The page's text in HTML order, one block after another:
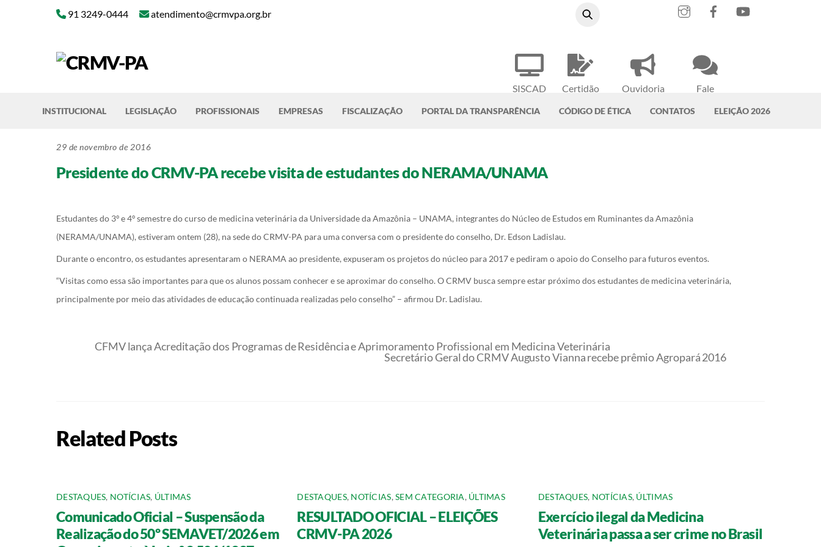
SISCAD
Certidão
Ouvidoria
Fale
91 3249-0444 atendimento@crmvpa.org.br
InstagramFacebook
INSTITUCIONAL LEGISLAÇÃO PROFISSIONAIS EMPRESAS FISCALIZAÇÃO PORTAL DA TRANSPARÊNCIA CÓDIGO DE ÉTICA CONTATOS ELEIÇÃO 2026
29 de novembro de 2016
Presidente do CRMV-PA recebe visita de estudantes do NERAMA/UNAMA
Estudantes do 3º e 4º semestre do curso de medicina veterinária da Universidade da Amazônia – UNAMA, integrantes do Núcleo de Estudos em Ruminantes da Amazônia
(NERAMA/UNAMA), estiveram ontem (28), na sede do CRMV-PA para uma conversa com o presidente do conselho, Dr. Edson Ladislau.
Durante o encontro, os estudantes apresentaram o NERAMA ao presidente, expuseram os projetos do núcleo para 2017 e pediram o apoio do Conselho para futuros eventos.
“Visitas como essa são importantes para que os alunos possam conhecer e se aproximar do conselho. O CRMV busca sempre estar próximo dos estudantes de medicina veterinária,
principalmente por meio das atividades de educação continuada realizadas pelo conselho” – afirmou Dr. Ladislau.
CFMV lança Acreditação dos Programas de Residência e Aprimoramento Profissional em Medicina Veterinária
Secretário Geral do CRMV Augusto Vianna recebe prêmio Agropará 2016
Related Posts
DESTAQUES, NOTÍCIAS, ÚLTIMAS
Comunicado Oficial – Suspensão da
Realização do 50º SEMAVET/2026 em
DESTAQUES, NOTÍCIAS,SEM CATEGORIA, ÚLTIMAS
RESULTADO OFICIAL – ELEIÇÕES
CRMV-PA 2026
DESTAQUES, NOTÍCIAS, ÚLTIMAS
Exercício ilegal da Medicina
Veterinária passa a ser crime no Brasil